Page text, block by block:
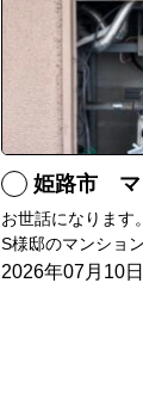
姫路市 マンシ
お世話になります
S様邸のマンショ
2026年07月10日